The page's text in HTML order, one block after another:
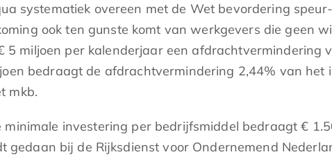
systematiek overeen met de Wet bevordering
ook ten gunste komt van werkgevers die geen
miljoen per kalenderjaar een afdrachtvermindering
bedraagt de afdrachtvermindering 2,44% van het
mkb.
investering per bedrijfsmiddel bedraagt €
bij de Rijksdienst voor Ondernemend